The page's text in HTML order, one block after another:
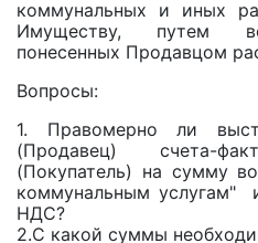
коммунальных и иных
Имуществу, путем
понесенных Продавцом
Вопросы:
1. Правомерно ли
(Продавец) счета-
(Покупатель) на сумму
коммунальным услугам"
НДС?
2.С какой суммы